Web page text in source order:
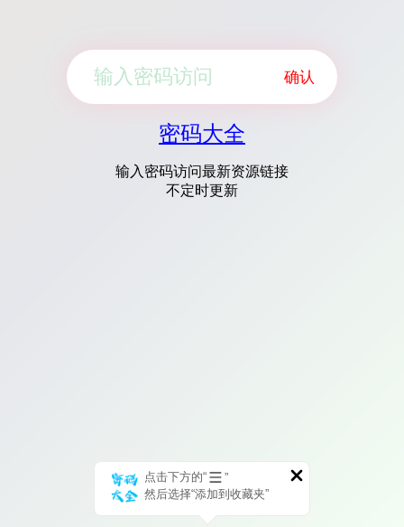
确认
密码大全
输入密码访问最新资源链接
不定时更新
点击下方的“
”
然后选择“添加到收藏夹”